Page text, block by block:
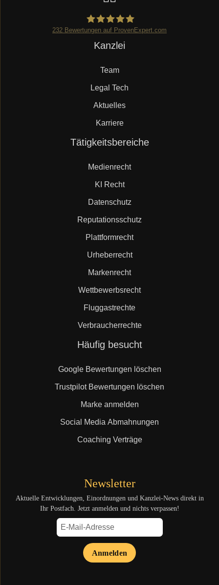
Mueller.legal
232 Bewertungen auf ProvenExpert.com
Kanzlei
Team
Legal Tech
Aktuelles
Karriere
Tätigkeitsbereiche
Medienrecht
KI Recht
Datenschutz
Reputationsschutz
Plattformrecht
Urheberrecht
Markenrecht
Wettbewerbsrecht
Fluggastrechte
Verbraucherrechte
Häufig besucht
Google Bewertungen löschen
Trustpilot Bewertungen löschen
Marke anmelden
Social Media Abmahnungen
Coaching Verträge
Newsletter
Aktuelle Entwicklungen, Einordnungen und Kanzlei-News direkt in
Ihr Postfach. Jetzt anmelden und nichts verpassen!
Anmelden